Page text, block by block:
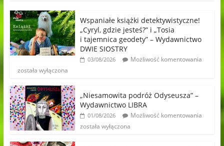
Wspaniałe książki detektywistyczne!
„Cyryl, gdzie jesteś?” i „Tosia
i tajemnica geodety” – Wydawnictwo
DWIE SIOSTRY
03/08/2026
Możliwość komentowania
została wyłączona
„Niesamowita podróż Odyseusza” –
Wydawnictwo LIBRA
01/08/2026
Możliwość komentowania
została wyłączona